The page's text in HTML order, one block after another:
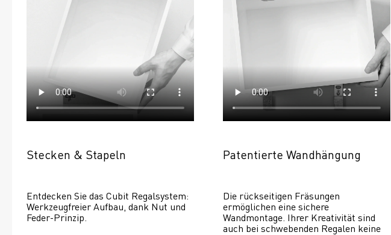
Stecken & Stapeln
Entdecken Sie das Cubit Regalsystem:
Werkzeugfreier Aufbau, dank Nut und
Feder-Prinzip.
Patentierte Wandhängung
Die rückseitigen Fräsungen
ermöglichen eine sichere
Wandmontage. Ihrer Kreativität sind
auch bei schwebenden Regalen keine